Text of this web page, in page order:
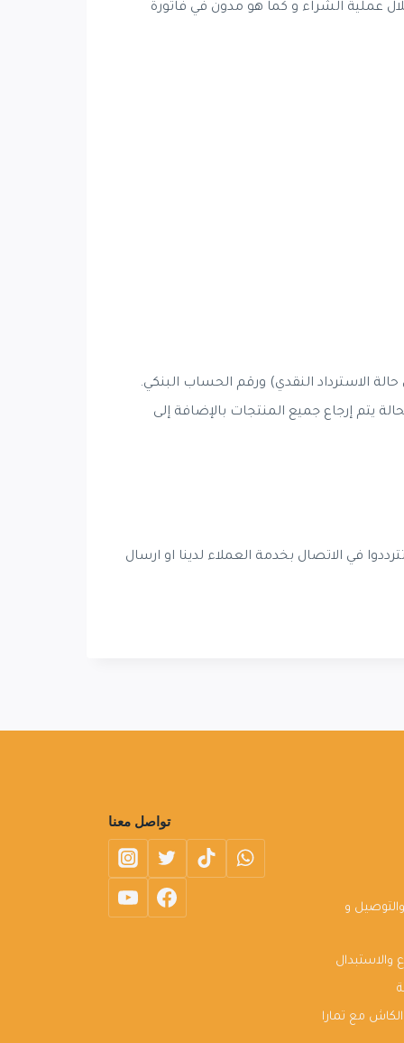
عملية الشراء و كما هو مدون في فاتورة
الاسترداد النقدي) ورقم الحساب البنكي.
هذه الحالة يتم إرجاع جميع المنتجات بالإضافة إلى
في الاتصال بخدمة العملاء لدينا او ارسال
و
والاستبدال
مع تمارا
تواصل معنا